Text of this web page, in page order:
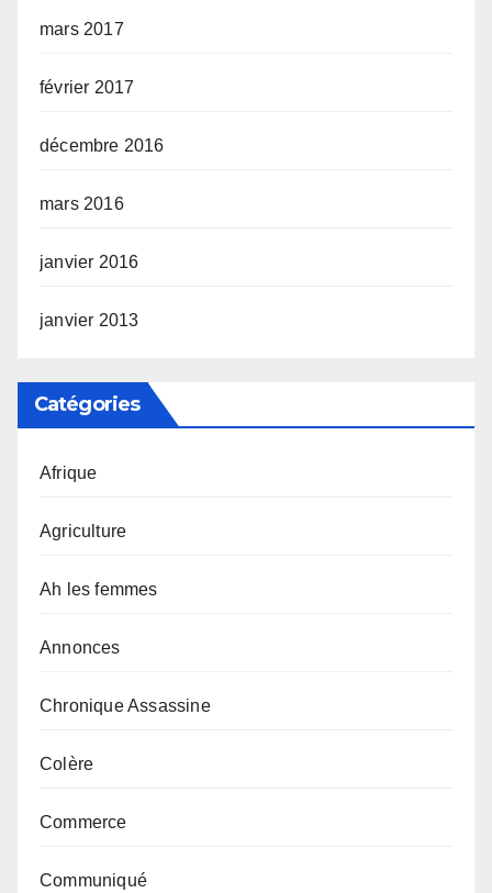
mars 2017
février 2017
décembre 2016
mars 2016
janvier 2016
janvier 2013
Catégories
Afrique
Agriculture
Ah les femmes
Annonces
Chronique Assassine
Colère
Commerce
Communiqué